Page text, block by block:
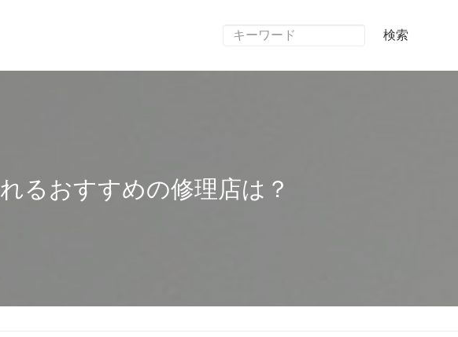
検索
るおすすめの修理店は？